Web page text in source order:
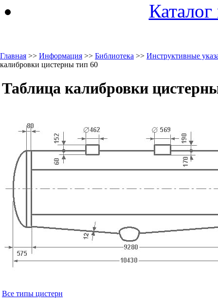
Главная >> Информация >> Библиотека >> Инструктивные
калибровки цистерны тип 60
Таблица калибровки
Все типы цистерн